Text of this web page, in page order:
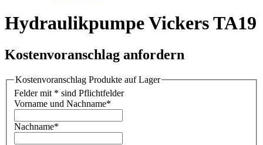
Hydraulikpumpe Vickers TA19
Kostenvoranschlag anfordern
Kostenvoranschlag Produkte auf Lager
Felder mit * sind Pflichtfelder
Vorname und Nachname*
Nachname*